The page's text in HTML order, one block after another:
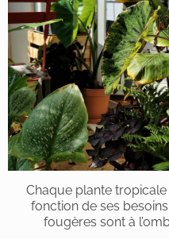
Chaque plante
fonction de ses
fougères sont à